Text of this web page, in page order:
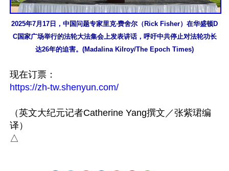
2025年7月17日，中国问题专家里克‧费舍尔（Rick Fisher）在华盛顿D
C国家广场举行的法轮大法集会上发表讲话，呼吁中共停止对法轮功长
达26年的迫害。(Madalina Kilroy/The Epoch Times)
https://zh-tw.shenyun.com/
（英文大纪元记者Catherine Yang撰文／张紫珺编
译）